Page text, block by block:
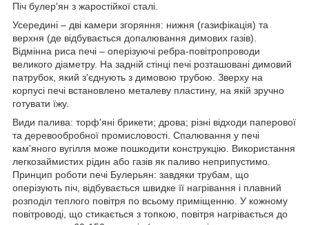
Піч булер'ян з жаростійкої сталі.
Усередині – дві камери згоряння: нижня (газифікація) та
верхня (де відбувається допалювання димових газів).
Відмінна риса печі – оперізуючі ребра-повітропроводи
великого діаметру. На задній стінці печі розташовані димовий
патрубок, який з'єднують з димовою трубою. Зверху на
корпусі печі встановлено металеву пластину, на якій зручно
готувати їжу.
Види палива: торф'яні брикети; дрова; різні відходи паперової
та деревообробної промисловості. Спалювання у печі
кам'яного вугілля може пошкодити конструкцію. Використання
легкозаймистих рідин або газів як паливо неприпустимо.
Принцип роботи печі Булерьян: завдяки трубам, що
оперізують піч, відбувається швидке її нагрівання і плавний
розподіл теплого повітря по всьому приміщенню. У кожному
повітроводі, що стикається з топкою, повітря нагрівається до